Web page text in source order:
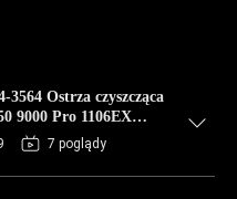
3564 Ostrza czyszcząca
9000 Pro 1106EX
7 poglądy